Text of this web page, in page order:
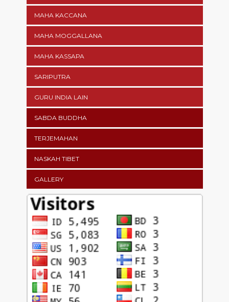
MAHA KACCANA
MAHA MOGGALLANA
MAHA KASSAPA
SARIPUTRA
GURU INDIA LAIN
SABDA BUDDHA
TERJEMAHAN
NASKAH TIBET
GALLERY